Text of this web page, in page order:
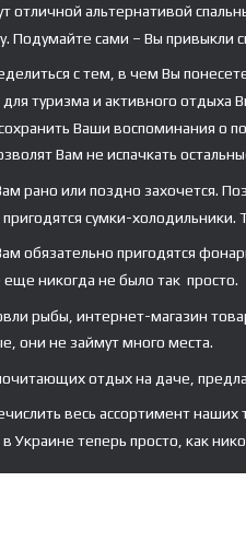
отличной альтернативой
Подумайте сами – Вы привыкли
с тем, в чем Вы
туризма и активного отдыха
Ваши воспоминания о
Вам не испачкать
рано или поздно захочется.
сумки-
обязательно пригодятся
никогда не было так просто.
рыбы, интернет-магазин
они не займут много места.
отдых на даче,
весь ассортимент наших
Украине теперь просто, как